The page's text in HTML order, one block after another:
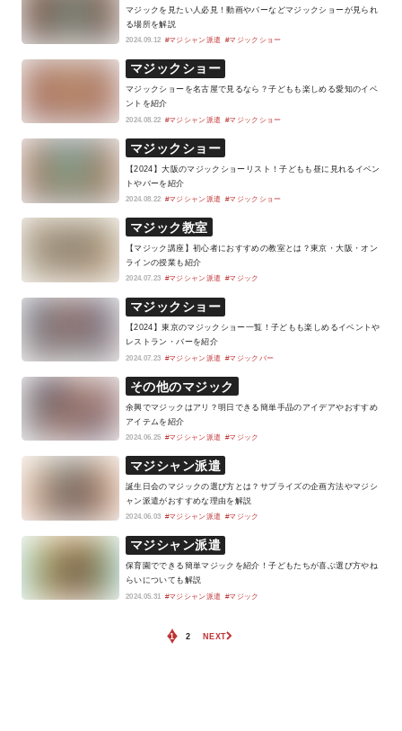
マジックを見たい人必見！動画やバーなどマジックショーが見られ
る場所を解説
2024.09.12 #マジシャン派遣 #マジックショー
マジックショー
マジックショーを名古屋で見るなら？子どもも楽しめる愛知のイベ
ントを紹介
2024.08.22 #マジシャン派遣 #マジックショー
マジックショー
【2024】大阪のマジックショーリスト！子どもも昼に見れるイベン
トやバーを紹介
2024.08.22 #マジシャン派遣 #マジックショー
マジック教室
【マジック講座】初心者におすすめの教室とは？東京・大阪・オン
ラインの授業も紹介
2024.07.23 #マジシャン派遣 #マジック
マジックショー
【2024】東京のマジックショー一覧！子どもも楽しめるイベントや
レストラン・バーを紹介
2024.07.23 #マジシャン派遣 #マジックバー
その他のマジック
余興でマジックはアリ？明日できる簡単手品のアイデアやおすすめ
アイテムを紹介
2024.06.25 #マジシャン派遣 #マジック
マジシャン派遣
誕生日会のマジックの選び方とは？サプライズの企画方法やマジシ
ャン派遣がおすすめな理由を解説
2024.06.03 #マジシャン派遣 #マジック
マジシャン派遣
保育園でできる簡単マジックを紹介！子どもたちが喜ぶ選び方やね
らいについても解説
2024.05.31 #マジシャン派遣 #マジック
1 2 NEXT